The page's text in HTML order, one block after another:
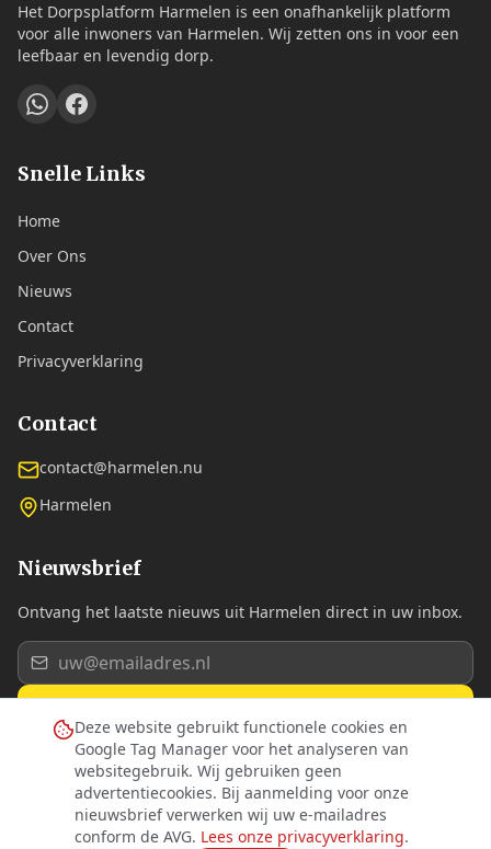
Deze website gebruikt functionele cookies en
Google Tag Manager voor het analyseren van
websitegebruik. Wij gebruiken geen
advertentiecookies. Bij aanmelding voor onze
nieuwsbrief verwerken wij uw e-mailadres
conform de AVG. Lees onze privacyverklaring.
Het Dorpsplatform Harmelen is een onafhankelijk platform
voor alle inwoners van Harmelen. Wij zetten ons in voor een
leefbaar en levendig dorp.
Snelle Links
Home
Over Ons
Nieuws
Contact
Privacyverklaring
Contact
contact@harmelen.nu
Harmelen
Nieuwsbrief
Ontvang het laatste nieuws uit Harmelen direct in uw inbox.
Aanmelden
Ik ga akkoord met de privacyverklaring .
Dorpsplatform Harmelen. Alle rechten voorbehouden.